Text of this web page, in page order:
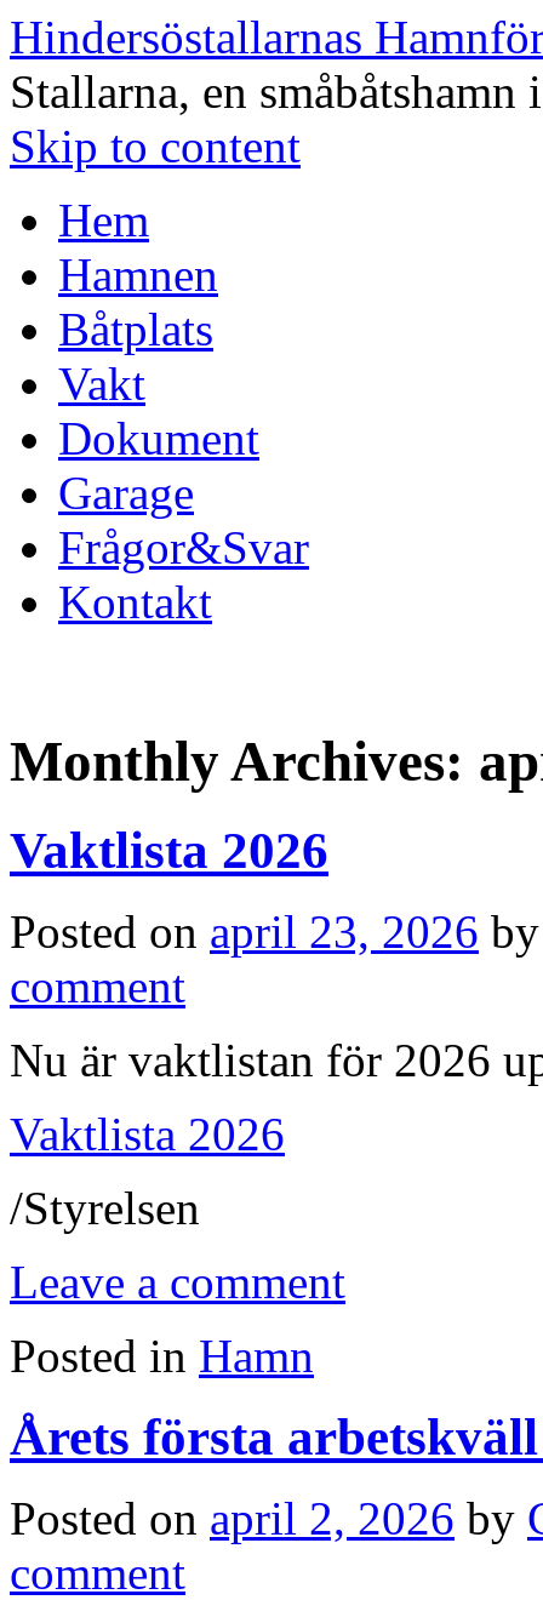
Hindersöstallarnas
Stallarna, en småbåtshamn
Skip to content
Hem
Hamnen
Båtplats
Vakt
Dokument
Garage
Frågor&Svar
Kontakt
Monthly Archives:
Vaktlista 2026
Posted on april 23, 2026 by
comment
Nu är vaktlistan för 2026
Vaktlista 2026
/Styrelsen
Leave a comment
Posted in Hamn
Årets första
Posted on april 2, 2026 by
comment